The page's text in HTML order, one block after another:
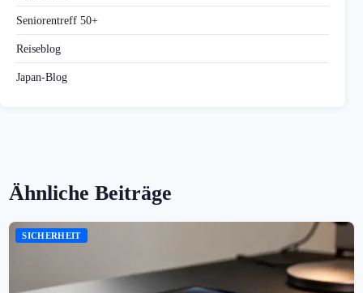
Seniorentreff 50+
Reiseblog
Japan-Blog
Ähnliche Beiträge
SICHERHEIT